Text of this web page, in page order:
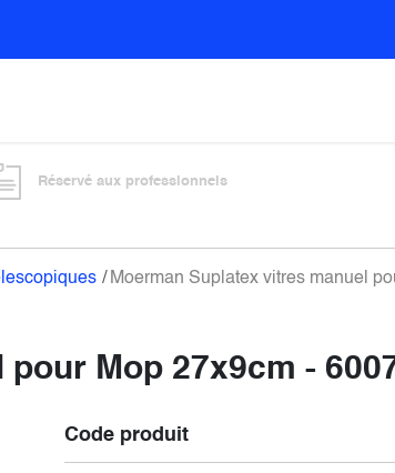
Réservé aux professionnels
Moerman Suplatex vitres manuel
Mop 27x9cm -
Code produit